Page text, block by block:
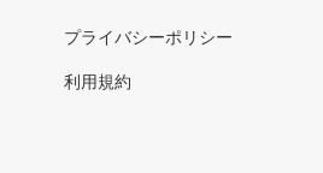
プライバシーポリシー
利用規約